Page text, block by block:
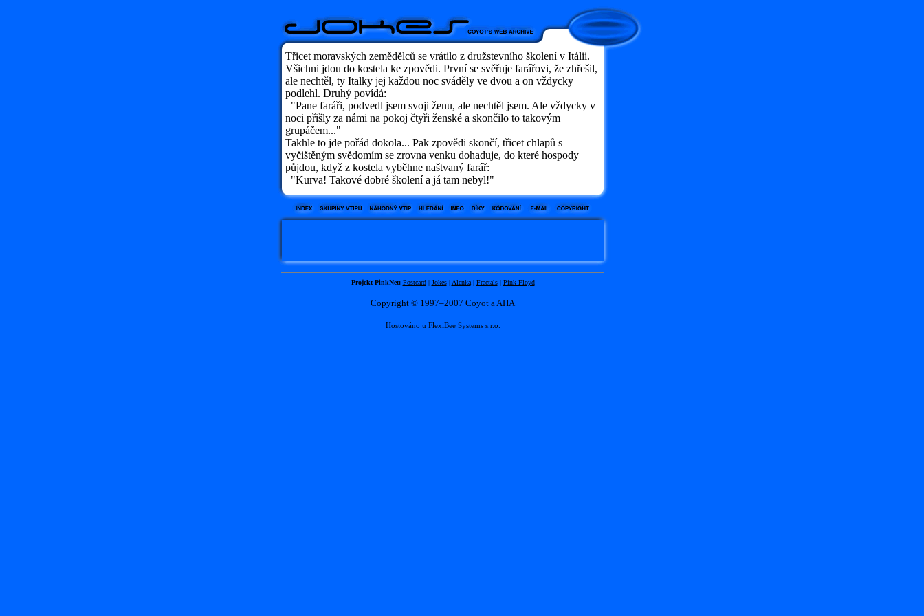
Třicet moravských zemědělců se vrátilo z družstevního školení v Itálii.
Všichni jdou do kostela ke zpovědi. První se svěřuje farářovi, že zhřešil,
ale nechtěl, ty Italky jej každou noc sváděly ve dvou a on vždycky
podlehl. Druhý povídá:
"Pane faráři, podvedl jsem svoji ženu, ale nechtěl jsem. Ale vždycky v
noci přišly za námi na pokoj čtyři ženské a skončilo to takovým
grupáčem..."
Takhle to jde pořád dokola... Pak zpovědi skončí, třicet chlapů s
vyčištěným svědomím se zrovna venku dohaduje, do které hospody
půjdou, když z kostela vyběhne naštvaný farář:
"Kurva! Takové dobré školení a já tam nebyl!"
Projekt PinkNet: Postcard| Jokes| Alenka| Fractals| Pink Floyd
Copyright © 1997–2007 Coyot aAHA
Hostováno u FlexiBee Systems s.r.o.